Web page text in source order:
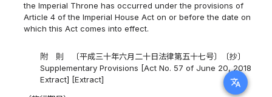
translate
the Imperial Throne has occurred under the provisions of
Article 4 of the Imperial House Act on or before the date on
which this Act comes into effect.
附 則 〔平成三十年六月二十日法律第五十七号〕〔抄〕
Supplementary Provisions [Act No. 57 of June 20, 2018
Extract] [Extract]